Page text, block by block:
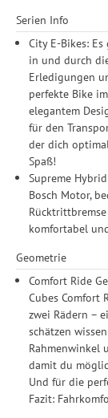
Serien Info
City E-Bikes:
in und durch
Erledigungen
perfekte Bike
elegantem
für den
der dich
Spaß!
Supreme
Bosch Motor,
komfortabel
Geometrie
Comfort Ride
Cubes Comfort
zwei Rädern –
schätzen
Rahmenwinkel
damit du
Und für die
Fazit: